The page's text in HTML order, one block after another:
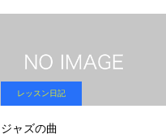
レッスン日記
ジャズの曲